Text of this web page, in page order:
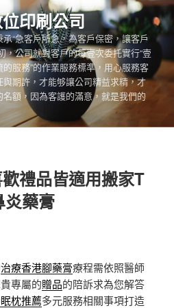
印刷公司
“急客戶所急，為客戶保密，讓客戶
，公司就對客戶的每壹次委托實行“壹
服務”的作業服務標準，用心服務客
期許，才能够讓公司精益求精，才
額，因為客護的滿意，就是我們的
禮品皆適用搬家T
藥膏
治療香港腳藥膏療程需依照醫師
專屬的贈品的陪訴求為您解答
枕推薦多元服務相關事項打造